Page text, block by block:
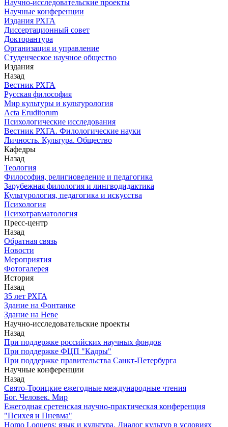
Научно-исследовательские проекты
Научные конференции
Издания РХГА
Диссертационный совет
Докторантура
Организация и управление
Студенческое научное общество
Издания
Назад
Вестник РХГА
Русская философия
Мир культуры и культурология
Acta Eruditorum
Психологические исследования
Вестник РХГА. Филологические науки
Личность. Культура. Общество
Кафедры
Назад
Теология
Философия, религиоведение и педагогика
Зарубежная филология и лингводидактика
Культурология, педагогика и искусства
Психология
Психотравматология
Пресс-центр
Назад
Обратная связь
Новости
Мероприятия
Фотогалерея
История
Назад
З5 лет РХГА
Здание на Фонтанке
Здание на Неве
Научно-исследовательские проекты
Назад
При поддержке российских научных фондов
При поддержке ФЦП "Кадры"
При поддержке правительства Санкт-Петербурга
Научные конференции
Назад
Свято-Троицкие ежегодные международные чтения
Бог. Человек. Мир
Ежегодная сретенская научно-практическая конференция
"Психея и Пневма"
Homo Loquens: язык и культура. Диалог культур в условиях